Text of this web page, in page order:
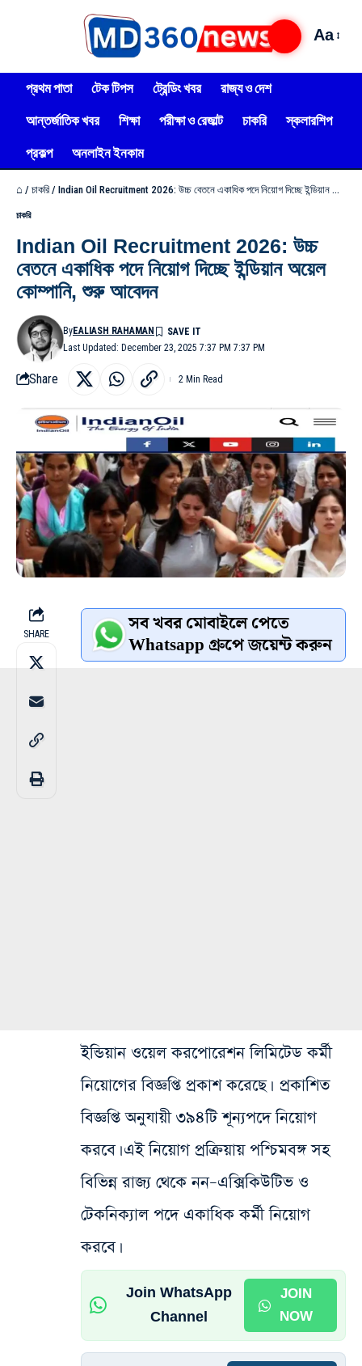
Aa
প্রথম পাতা টেক টিপস ট্রেন্ডিং খবর
রাজ্য ও দেশ
আন্তর্জাতিক খবর
শিক্ষা পরীক্ষা ও রেজাল্ট চাকরি
স্কলারশিপ
প্রকল্প
অনলাইন ইনকাম
⌂ / চাকরি / Indian Oil Recruitment 2026: উচ্চ বেতনে একাধিক পদে নিয়োগ দিচ্ছে ইন্ডিয়ান অয়েল কোম্পানি, শুরু আবেদন
চাকরি
Indian Oil Recruitment 2026: উচ্চ
বেতনে একাধিক পদে নিয়োগ দিচ্ছে ইন্ডিয়ান অয়েল
কোম্পানি, শুরু আবেদন
Last Updated: December 23, 2025 7:37 PM 7:37 PM
ByEALIASH RAHAMAN
Share 2 Min Read
SHARE সব খবর মোবাইলে পেতে
Whatsapp গ্রুপে জয়েন্ট করুন
ইন্ডিয়ান ওয়েল করপোরেশন লিমিটেড কর্মী
নিয়োগের বিজ্ঞপ্তি প্রকাশ করেছে। প্রকাশিত
বিজ্ঞপ্তি অনুযায়ী ৩৯৪টি শূন্যপদে নিয়োগ
করবে। এই নিয়োগ প্রক্রিয়ায় পশ্চিমবঙ্গ সহ‌
বিভিন্ন রাজ্য থেকে নন–এক্সিকিউটিভ ও
টেকনিক্যাল পদে একাধিক কর্মী নিয়োগ
করবে।
Join WhatsApp
Channel
JOIN
NOW